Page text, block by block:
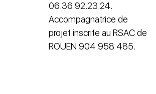
06.36.92.23.24.
Accompagnatrice de
projet inscrite au RSAC de
ROUEN 904 958 485.